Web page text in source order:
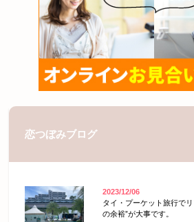
恋つぼみブログ
2023/12/06
タイ・プーケット旅行で
の余裕”が大事です。